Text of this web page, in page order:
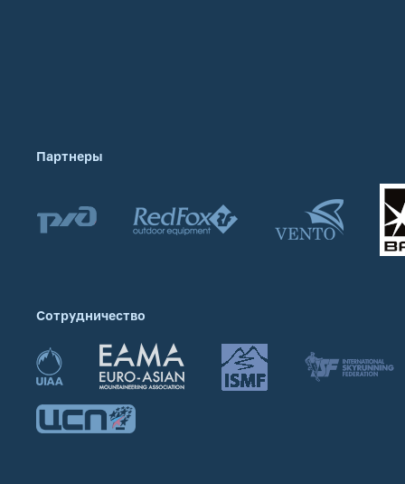
Партнеры
Сотрудничество